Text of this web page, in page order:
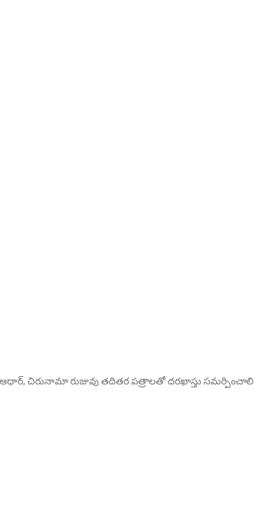
చిరునామా రుజువు తదితర పత్రాలతో దరఖాస్తు సమర్పించాలి.